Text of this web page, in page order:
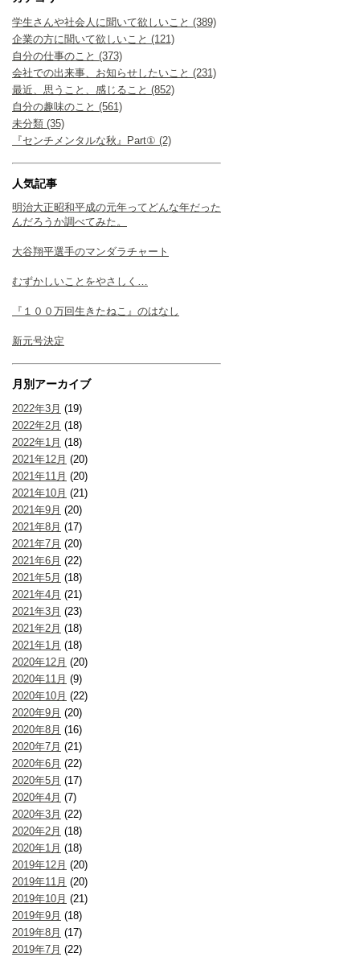
学生さんや社会人に聞いて欲しいこと (389)
企業の方に聞いて欲しいこと (121)
自分の仕事のこと (373)
会社での出来事、お知らせしたいこと (231)
最近、思うこと、感じること (852)
自分の趣味のこと (561)
未分類 (35)
『センチメンタルな秋』Part① (2)
人気記事
明治大正昭和平成の元年ってどんな年だった
んだろうか調べてみた。
大谷翔平選手のマンダラチャート
むずかしいことをやさしく…
『１００万回生きたねこ』のはなし
新元号決定
月別アーカイブ
2022年3月 (19)
2022年2月 (18)
2022年1月 (18)
2021年12月 (20)
2021年11月 (20)
2021年10月 (21)
2021年9月 (20)
2021年8月 (17)
2021年7月 (20)
2021年6月 (22)
2021年5月 (18)
2021年4月 (21)
2021年3月 (23)
2021年2月 (18)
2021年1月 (18)
2020年12月 (20)
2020年11月 (9)
2020年10月 (22)
2020年9月 (20)
2020年8月 (16)
2020年7月 (21)
2020年6月 (22)
2020年5月 (17)
2020年4月 (7)
2020年3月 (22)
2020年2月 (18)
2020年1月 (18)
2019年12月 (20)
2019年11月 (20)
2019年10月 (21)
2019年9月 (18)
2019年8月 (17)
2019年7月 (22)